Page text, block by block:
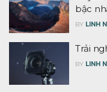
bậc
BY LINH
Trải
BY LINH